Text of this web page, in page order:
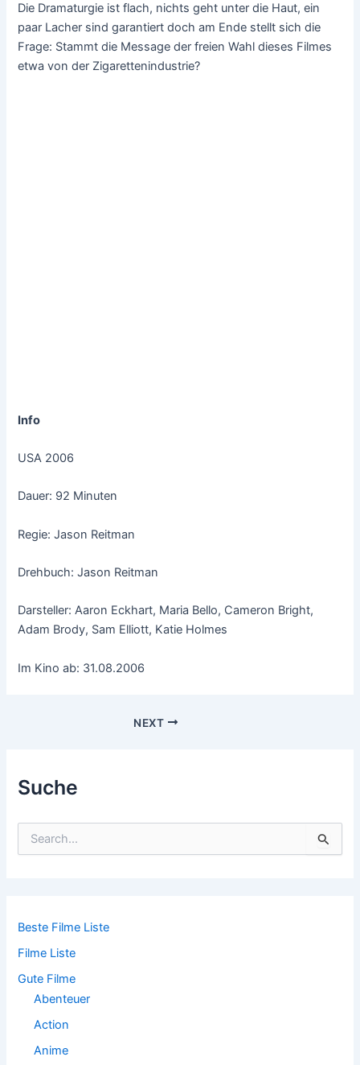
Suche
n
c
h
Beste Filme Liste
Filme Liste
Gute Filme
Abenteuer
Action
Anime
Die Dramaturgie ist flach, nichts geht unter die Haut, ein
paar Lacher sind garantiert doch am Ende stellt sich die
Frage: Stammt die Message der freien Wahl dieses Filmes
etwa von der Zigarettenindustrie?
Info
USA 2006
Dauer: 92 Minuten
Regie: Jason Reitman
Drehbuch: Jason Reitman
Darsteller: Aaron Eckhart, Maria Bello, Cameron Bright,
Adam Brody, Sam Elliott, Katie Holmes
Im Kino ab: 31.08.2006
NEXT